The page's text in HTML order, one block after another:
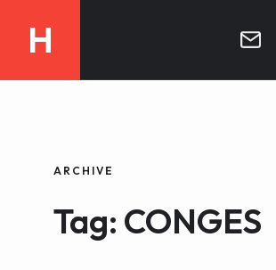
H
MOROCCO :: MY
BLOG
ARCHIVE
Tag: CONGES